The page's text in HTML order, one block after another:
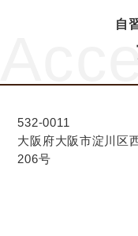
自
532-0011
大阪府大阪市淀川区
206号